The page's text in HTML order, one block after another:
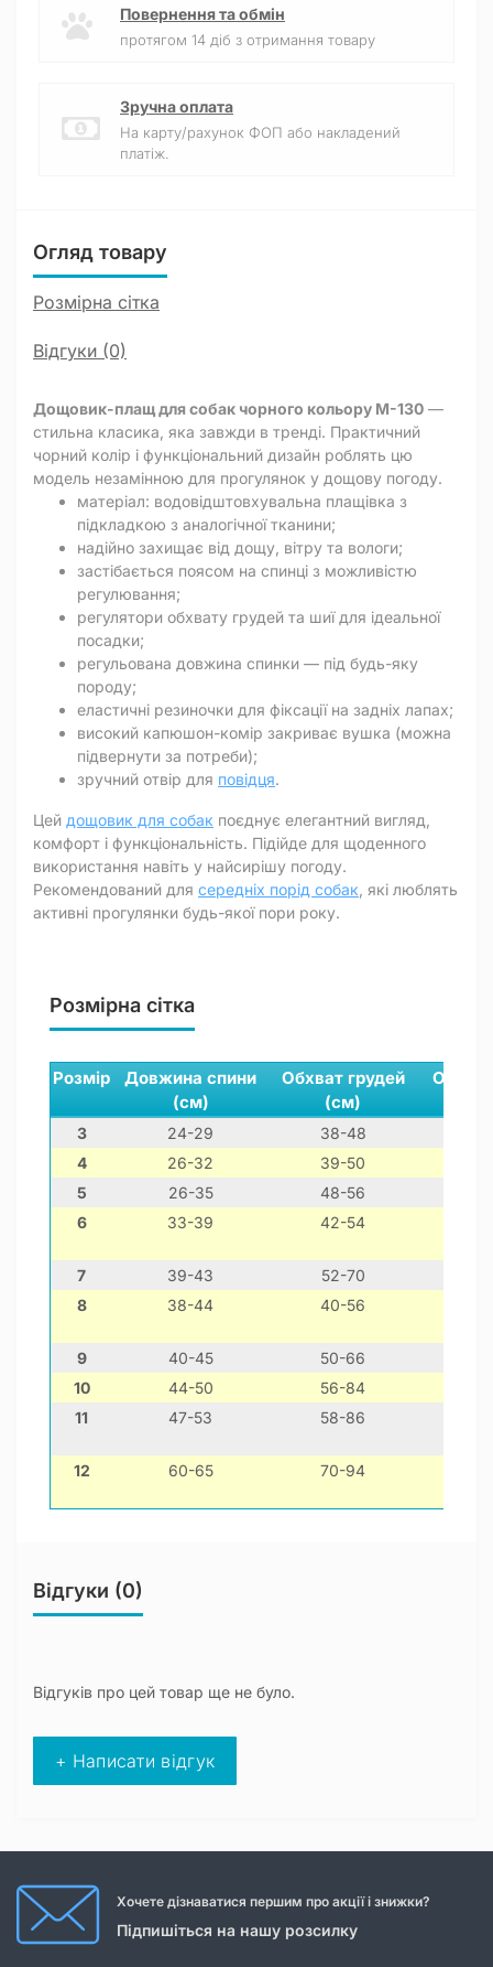
Повернення та обмін
протягом 14 діб з отримання товару
Зручна оплата
На карту/рахунок ФОП або накладений
платіж.
Огляд товару
Розмірна сітка
Відгуки (0)
Дощовик-плащ для собак чорного кольору M-130 —
стильна класика, яка завжди в тренді. Практичний
чорний колір і функціональний дизайн роблять цю
модель незамінною для прогулянок у дощову погоду.
матеріал: водовідштовхувальна плащівка з
підкладкою з аналогічної тканини;
надійно захищає від дощу, вітру та вологи;
застібається поясом на спинці з можливістю
регулювання;
регулятори обхвату грудей та шиї для ідеальної
посадки;
регульована довжина спинки — під будь-яку
породу;
еластичні резиночки для фіксації на задніх лапах;
високий капюшон-комір закриває вушка (можна
підвернути за потреби);
зручний отвір для повідця.
Цей дощовик для собак поєднує елегантний вигляд,
комфорт і функціональність. Підійде для щоденного
використання навіть у найсирішу погоду.
Рекомендований для середніх порід собак , які люблять
активні прогулянки будь-якої пори року.
Розмірна сітка
Розмір
Довжина спини
(см)
Обхват грудей
(см)
3 24-29 38-48
4
26-32 39-50
5
26-35 48-56
6
33-39 42-54
7 39-43 52-70
8
38-44 40-56
9 40-45 50-66
10
44-50 56-84
11
47-53 58-86
12 60-65 70-94
Відгуки (0)
Відгуків про цей товар ще не було.
+ Написати відгук
Хочете дізнаватися першим про акції і знижки?
Підпишіться на нашу розсилку